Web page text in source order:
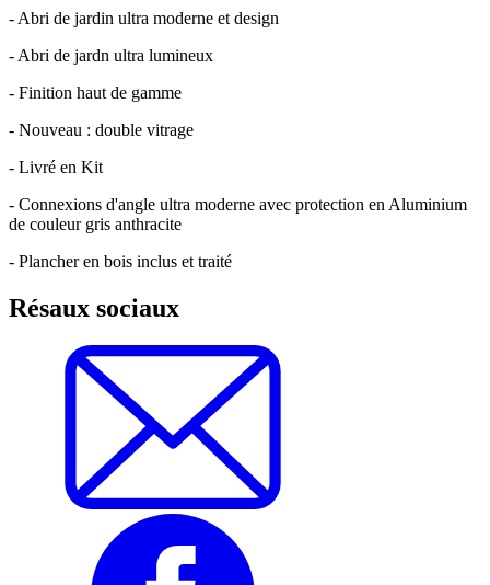
- Abri de jardin ultra moderne et design
- Abri de jardn ultra lumineux
- Finition haut de gamme
- Nouveau : double vitrage
- Livré en Kit
- Connexions d'angle ultra moderne avec protection en Aluminium
de couleur gris anthracite
- Plancher en bois inclus et traité
Résaux sociaux